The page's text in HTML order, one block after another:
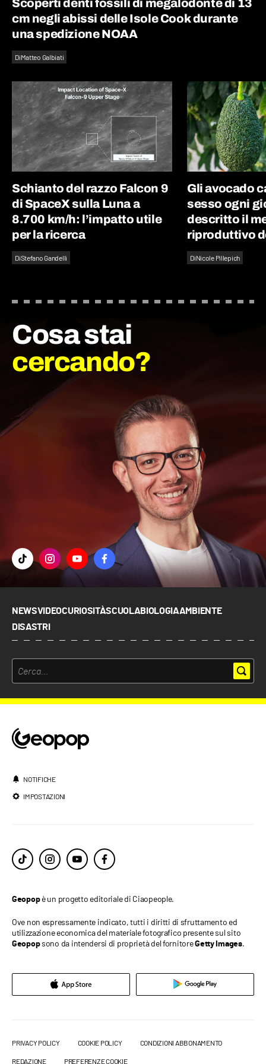
Scoperti denti fossili di megalodonte di 13
cm negli abissi delle Isole Cook durante
una spedizione NOAA
DiMatteo Galbiati
Schianto del razzo Falcon 9
di SpaceX sulla Luna a
8.700 km/h: l’impatto utile
per la ricerca
DiStefano Gandelli
Gli avocado
sesso ogni
descritto il
riproduttivo
DiNicole Pillepich
Cosa stai
cercando?
NEWSVIDEOCURIOSITÀSCUOLABIOLOGIAAMBIENTE
DISASTRI
NOTIFICHE
IMPOSTAZIONI
Geopopè un progetto editoriale di Ciaopeople.
Ove non espressamente indicato, tutti i diritti di sfruttamento ed
utilizzazione economica del materiale fotografico presente sul sito
Geopopsono da intendersi di proprietà del fornitoreGetty Images.
PRIVACY POLICY COOKIE POLICY CONDIZIONI ABBONAMENTO
REDAZIONE PREFERENZE COOKIE